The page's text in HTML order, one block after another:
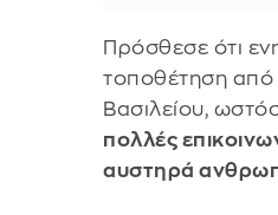
Πρόσθεσε ότι
τοποθέτηση
Βασιλείου,
πολλές
αυστηρά